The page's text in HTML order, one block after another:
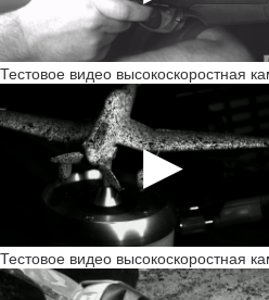
Тестовое видео высокоскоростная
Тестовое видео высокоскоростная